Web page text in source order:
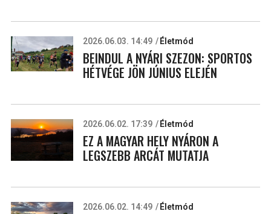
2026.06.03. 14:49 Életmód
BEINDUL A NYÁRI SZEZON: SPORTOS
HÉTVÉGE JÖN JÚNIUS ELEJÉN
2026.06.02. 17:39 Életmód
EZ A MAGYAR HELY NYÁRON A
LEGSZEBB ARCÁT MUTATJA
2026.06.02. 14:49 Életmód